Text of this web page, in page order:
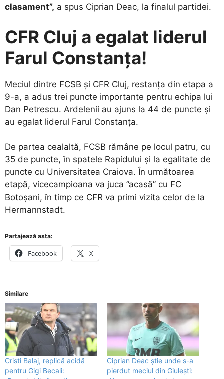
clasament”, a spus Ciprian Deac, la finalul partidei.
CFR Cluj a egalat liderul
Farul Constanța!
Meciul dintre FCSB și CFR Cluj, restanța din etapa a
9-a, a adus trei puncte importante pentru echipa lui
Dan Petrescu. Ardelenii au ajuns la 44 de puncte și
au egalat liderul Farul Constanța.
De partea cealaltă, FCSB rămâne pe locul patru, cu
35 de puncte, în spatele Rapidului și la egalitate de
puncte cu Universitatea Craiova. În următoarea
etapă, vicecampioana va juca ”acasă” cu FC
Botoșani, în timp ce CFR va primi vizita celor de la
Hermannstadt.
Partajează asta:
Facebook X
Similare
Cristi Balaj, replică acidă
pentru Gigi Becali:
Ciprian Deac știe unde s-a
pierdut meciul din Giulești: